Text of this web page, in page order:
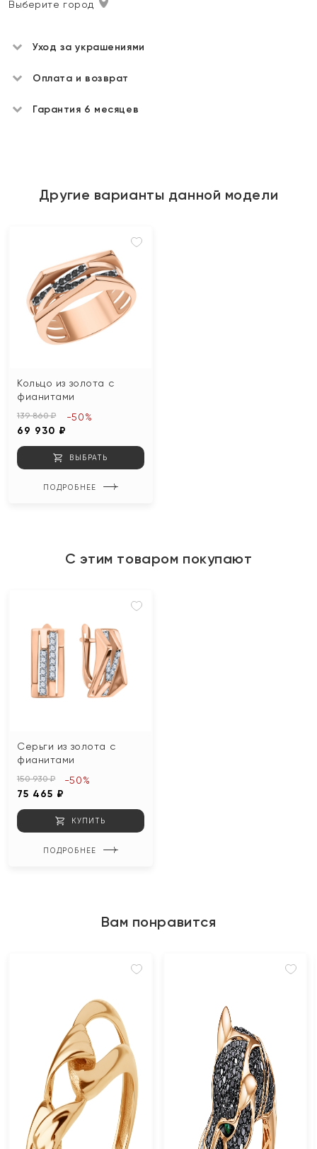
Выберите город
Уход за украшениями
Оплата и возврат
Гарантия 6 месяцев
Другие варианты данной модели
Кольцо из золота с
фианитами
139 860 ₽
69 930 ₽
-50%
ВЫБРАТЬ
ПОДРОБНЕЕ
С этим товаром покупают
Серьги из золота с
фианитами
150 930 ₽
75 465 ₽
-50%
КУПИТЬ
ПОДРОБНЕЕ
Вам понравится